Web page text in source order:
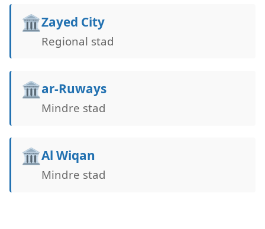
🏛️Zayed City
Regional stad
🏛️ar-Ruways
Mindre stad
🏛️Al Wiqan
Mindre stad